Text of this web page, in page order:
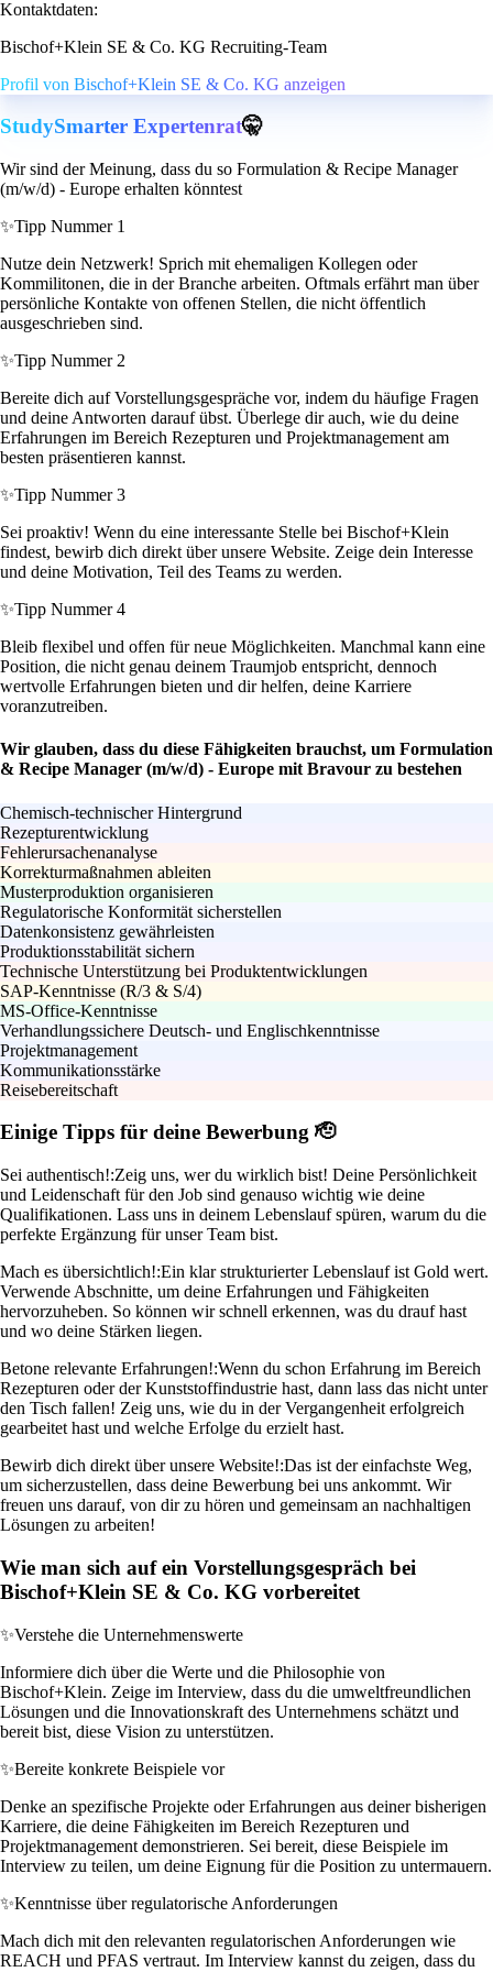
Kontaktdaten:
Bischof+Klein SE & Co. KG Recruiting-Team
Profil von Bischof+Klein SE & Co. KG anzeigen
StudySmarter Expertenrat🤫
Wir sind der Meinung, dass du so Formulation & Recipe Manager
(m/w/d) - Europe erhalten könntest
✨Tipp Nummer 1
Nutze dein Netzwerk! Sprich mit ehemaligen Kollegen oder
Kommilitonen, die in der Branche arbeiten. Oftmals erfährt man über
persönliche Kontakte von offenen Stellen, die nicht öffentlich
ausgeschrieben sind.
✨Tipp Nummer 2
Bereite dich auf Vorstellungsgespräche vor, indem du häufige Fragen
und deine Antworten darauf übst. Überlege dir auch, wie du deine
Erfahrungen im Bereich Rezepturen und Projektmanagement am
besten präsentieren kannst.
✨Tipp Nummer 3
Sei proaktiv! Wenn du eine interessante Stelle bei Bischof+Klein
findest, bewirb dich direkt über unsere Website. Zeige dein Interesse
und deine Motivation, Teil des Teams zu werden.
✨Tipp Nummer 4
Bleib flexibel und offen für neue Möglichkeiten. Manchmal kann eine
Position, die nicht genau deinem Traumjob entspricht, dennoch
wertvolle Erfahrungen bieten und dir helfen, deine Karriere
voranzutreiben.
Wir glauben, dass du diese Fähigkeiten brauchst, um Formulation
& Recipe Manager (m/w/d) - Europe mit Bravour zu bestehen
Chemisch-technischer Hintergrund
Rezepturentwicklung
Fehlerursachenanalyse
Korrekturmaßnahmen ableiten
Musterproduktion organisieren
Regulatorische Konformität sicherstellen
Datenkonsistenz gewährleisten
Produktionsstabilität sichern
Technische Unterstützung bei Produktentwicklungen
SAP-Kenntnisse (R/3 & S/4)
MS-Office-Kenntnisse
Verhandlungssichere Deutsch- und Englischkenntnisse
Projektmanagement
Kommunikationsstärke
Reisebereitschaft
Einige Tipps für deine Bewerbung 🫡
Sei authentisch!:Zeig uns, wer du wirklich bist! Deine Persönlichkeit
und Leidenschaft für den Job sind genauso wichtig wie deine
Qualifikationen. Lass uns in deinem Lebenslauf spüren, warum du die
perfekte Ergänzung für unser Team bist.
Mach es übersichtlich!:Ein klar strukturierter Lebenslauf ist Gold wert.
Verwende Abschnitte, um deine Erfahrungen und Fähigkeiten
hervorzuheben. So können wir schnell erkennen, was du drauf hast
und wo deine Stärken liegen.
Betone relevante Erfahrungen!:Wenn du schon Erfahrung im Bereich
Rezepturen oder der Kunststoffindustrie hast, dann lass das nicht unter
den Tisch fallen! Zeig uns, wie du in der Vergangenheit erfolgreich
gearbeitet hast und welche Erfolge du erzielt hast.
Bewirb dich direkt über unsere Website!:Das ist der einfachste Weg,
um sicherzustellen, dass deine Bewerbung bei uns ankommt. Wir
freuen uns darauf, von dir zu hören und gemeinsam an nachhaltigen
Lösungen zu arbeiten!
Wie man sich auf ein Vorstellungsgespräch bei
Bischof+Klein SE & Co. KG vorbereitet
✨Verstehe die Unternehmenswerte
Informiere dich über die Werte und die Philosophie von
Bischof+Klein. Zeige im Interview, dass du die umweltfreundlichen
Lösungen und die Innovationskraft des Unternehmens schätzt und
bereit bist, diese Vision zu unterstützen.
✨Bereite konkrete Beispiele vor
Denke an spezifische Projekte oder Erfahrungen aus deiner bisherigen
Karriere, die deine Fähigkeiten im Bereich Rezepturen und
Projektmanagement demonstrieren. Sei bereit, diese Beispiele im
Interview zu teilen, um deine Eignung für die Position zu untermauern.
✨Kenntnisse über regulatorische Anforderungen
Mach dich mit den relevanten regulatorischen Anforderungen wie
REACH und PFAS vertraut. Im Interview kannst du zeigen, dass du